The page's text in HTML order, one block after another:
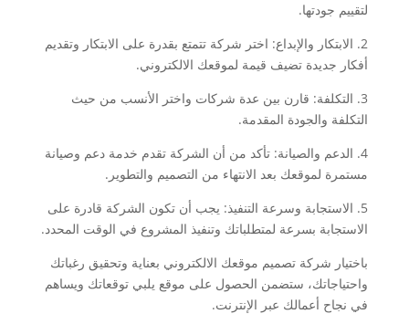
لتقييم جودتها.
2. الابتكار والإبداع: اختر شركة تتمتع بقدرة على الابتكار وتقديم
أفكار جديدة تضيف قيمة لموقعك الالكتروني.
3. التكلفة: قارن بين عدة شركات واختر الأنسب من حيث
التكلفة والجودة المقدمة.
4. الدعم والصيانة: تأكد من أن الشركة تقدم خدمة دعم وصيانة
مستمرة لموقعك بعد الانتهاء من التصميم والتطوير.
5. الاستجابة وسرعة التنفيذ: يجب أن تكون الشركة قادرة على
الاستجابة بسرعة لمتطلباتك وتنفيذ المشروع في الوقت المحدد.
باختيار شركة تصميم موقعك الالكتروني بعناية وتحقيق رغباتك
واحتياجاتك، ستضمن الحصول على موقع يلبي توقعاتك ويساهم
في نجاح أعمالك عبر الإنترنت.